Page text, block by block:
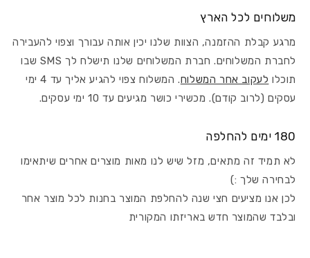
משלוחים לכל הארץ
מרגע קבלת ההזמנה, הצוות שלנו יכין אותה עבורך וצפוי להעבירה
לחברת המשלוחים. חברת המשלוחים שלנו תישלח לך SMS שבו
תוכלו לעקוב אחר המשלוח
. המשלוח צפוי להגיע אליך עד 4 ימי
עסקים (לרוב קודם). מכשירי כושר מגיעים עד 10 ימי עסקים.
180 ימים להחלפה
לא תמיד זה מתאים, מזל שיש לנו מאות מוצרים אחרים שיתאימו
לבחירה שלך :)
לכן אנו מציעים חצי שנה להחלפת המוצר בחנות לכל מוצר אחר
ובלבד שהמוצר חדש באריזתו המקורית